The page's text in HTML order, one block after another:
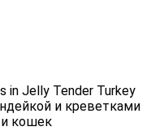
in Jelly Tender Turkey
и креветками
кошек